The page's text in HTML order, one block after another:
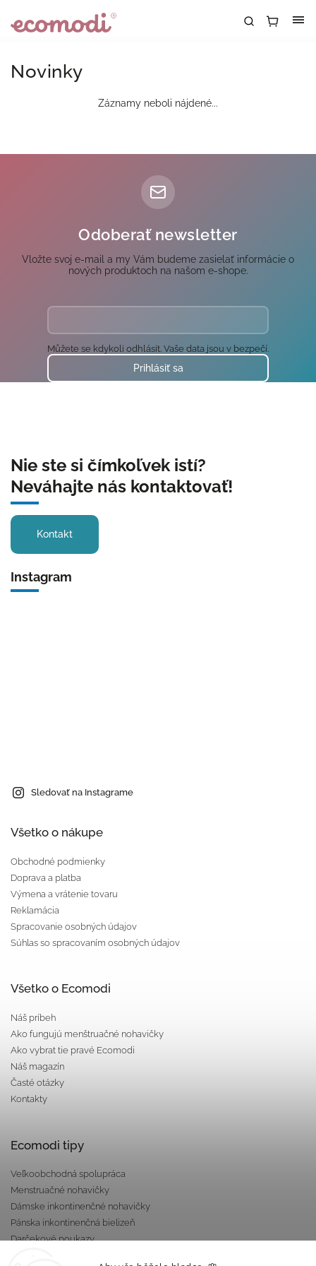
Novinky
Záznamy neboli nájdené...
Odoberať newsletter
Vložte svoj e-mail a my Vám budeme zasielať informácie o
nových produktoch na našom e-shope.
Můžete se kdykoli odhlásit. Vaše data jsou v bezpečí.
Prihlásiť sa
Nie ste si čímkoľvek istí?
Neváhajte nás kontaktovať!
Kontakt
Instagram
Sledovať na Instagrame
Všetko o nákupe
Obchodné podmienky
Doprava a platba
Výmena a vrátenie tovaru
Reklamácia
Spracovanie osobných údajov
Súhlas so spracovaním osobných údajov
Všetko o Ecomodi
Náš príbeh
Ako fungujú menštruačné nohavičky
Ako vybrat tie pravé Ecomodi
Náš magazín
Časté otázky
Kontakty
Ecomodi tipy
Veľkoobchodná spolupráca
Menstruačné nohavičky
Dámske inkontinenčné nohavičky
Pánska inkontinenčná bielizeň
Darčekové poukazy